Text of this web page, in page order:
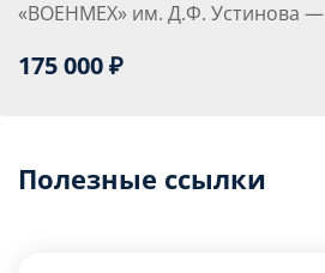
«ВОЕНМЕХ» им. Д.Ф. Устинова —
175 000 ₽
Полезные ссылки